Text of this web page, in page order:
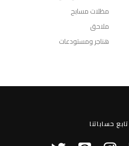
مظلات مسابح
ملاحق
هناجر ومستودعات
تابع حساباتنا